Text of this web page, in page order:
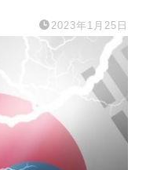
2023年1月25日